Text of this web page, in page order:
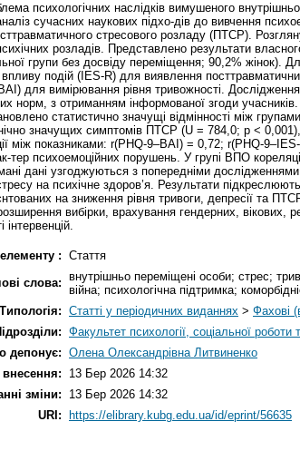
психологічних наслідків вимушеного
сучасних наукових підхо-дів до вивчення
стресового розладу (ПТСР).
розладів. Представлено результати
групи без досвіду переміщення; 90,2% жінок).
подій (IES-R) для виявлення
для вимірювання рівня тривожності.
норм, з отриманням інформованої згоди
статистично значущі відмінності між
значущих симптомів ПТСР (U = 784,0; p <
між показниками: r(PHQ-9–BAI) = 0,72; r(PHQ-
тер психоемоційних порушень. У групі ВПО
дані узгоджуються з попередніми
на психічне здоров’я. Результати
на зниження рівня тривоги, депресії та
вибірки, врахування гендерних, вікових,
: Стаття
слова: внутрішньо переміщені особи; стрес;
війна; психологічна підтримка;
Типологія: Статті у періодичних виданнях > Фахові
Факультет психології, соціальної роботи
депонує: Олена Олександрівна Литвиненко
внесення:
13 Бер 2026 14:32
зміни:
13 Бер 2026 14:32
URI:
https://elibrary.kubg.edu.ua/id/eprint/56635